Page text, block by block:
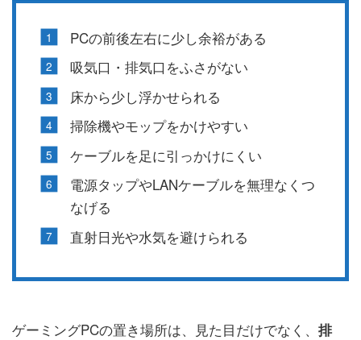
PCの前後左右に少し余裕がある
吸気口・排気口をふさがない
床から少し浮かせられる
掃除機やモップをかけやすい
ケーブルを足に引っかけにくい
電源タップやLANケーブルを無理なくつ
なげる
直射日光や水気を避けられる
ゲーミングPCの置き場所は、見た目だけでなく、 排